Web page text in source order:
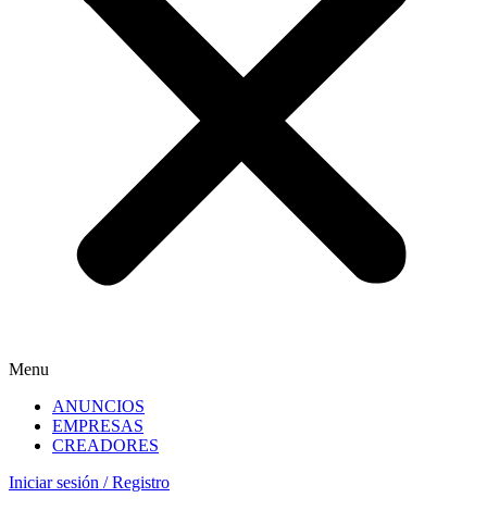
Menu
ANUNCIOS
EMPRESAS
CREADORES
Iniciar sesión / Registro